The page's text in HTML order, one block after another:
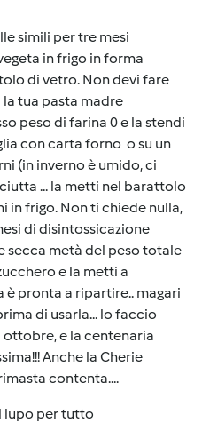
simili per tre mesi
in frigo in forma
di vetro. Non devi fare
tua pasta madre
peso di farina 0 e la stendi
con carta forno o su un
(in inverno è umido, ci
... la metti nel barattolo
in frigo. Non ti chiede nulla,
di disintossicazione
secca metà del peso totale
e la metti a
pronta a ripartire.. magari
di usarla... lo faccio
ottobre, e la centenaria
Anche la Cherie
contenta....
lupo per tutto